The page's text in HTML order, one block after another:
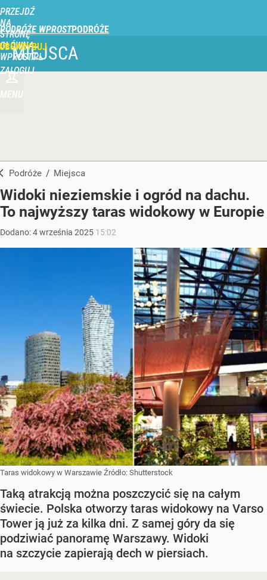
PRZEJDŹ
NA
STRONĘ
GŁÓWNĄ
WPROST.PL
PODRÓŻE WPROST
ZALOGUJ
MENU
MIEJSCA
Podróże / Miejsca
Widoki nieziemskie i ogród na dachu.
To najwyższy taras widokowy w Europie
Dodano:4września 2025 15:02
Taras widokowy w Warszawie Źródło: Shutterstock
Taką atrakcją można poszczycić się na całym
świecie. Polska otworzy taras widokowy na Varso
Tower ją już za kilka dni. Z samej góry da się
podziwiać panoramę Warszawy. Widoki
na szczycie zapierają dech w piersiach.